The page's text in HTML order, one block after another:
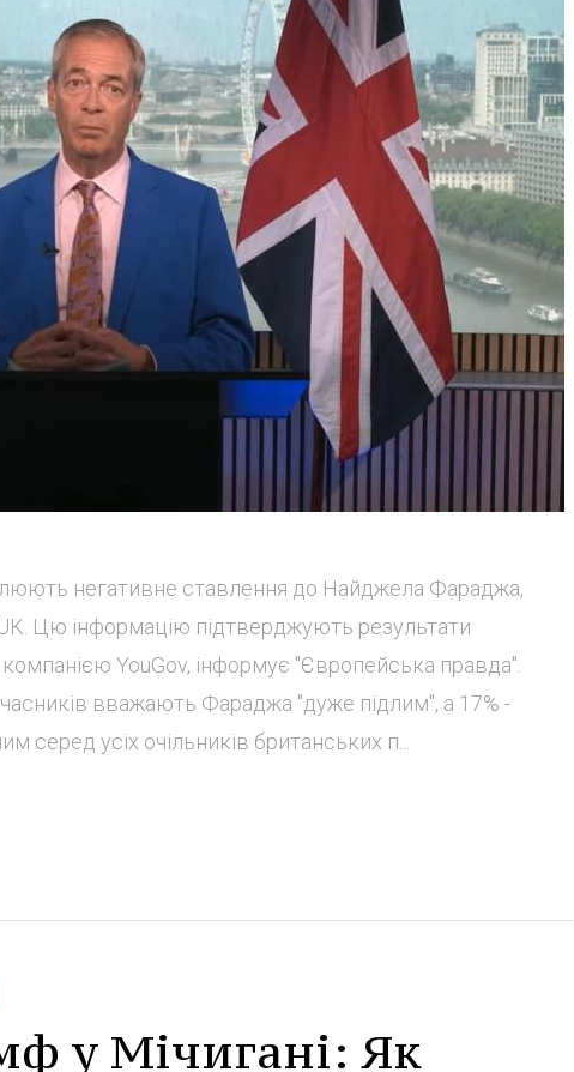
негативне ставлення до Найджела Фараджа,
UK. Цю інформацію підтверджують результати
YouGov, інформує "Європейська правда".
вважають Фараджа "дуже підлим", а 17% -
усіх очільників британських п...
у Мічигані: Як